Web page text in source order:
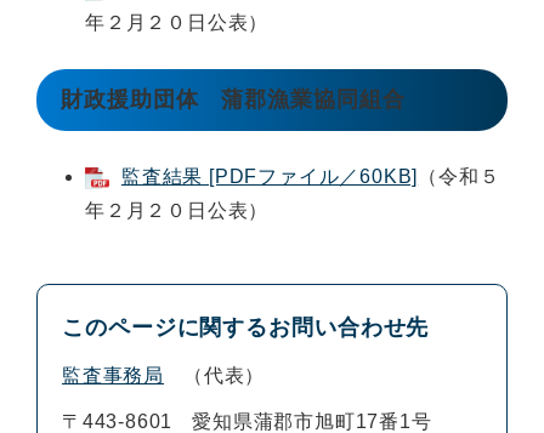
年２月２０日公表）
財政援助団体 蒲郡漁業協同組合
監査結果 [PDFファイル／60KB]
（令和５
年２月２０日公表）
このページに関するお問い合わせ先
監査事務局 代表
〒443-8601
愛知県蒲郡市旭町17番1号